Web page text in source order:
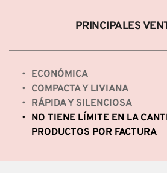
PRINCIPALES
ECONÓMICA
COMPACTA Y LIVIANA
RÁPIDA Y SILENCIOSA
NO TIENE LÍMITE EN LA
PRODUCTOS POR FACTURA